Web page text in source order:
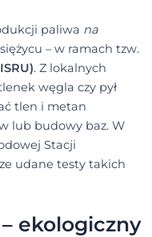
paliwa na
– w ramach tzw.
. Z lokalnych
węgla czy pył
tlen i metan
lub budowy baz. W
Stacji
udane testy takich
ekologiczny